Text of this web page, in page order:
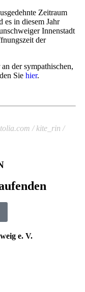
Zeitraum
es in diesem Jahr
Innenstadt
der
der sympathischen,
Sie hier.
/ kite_rin /
e. V.